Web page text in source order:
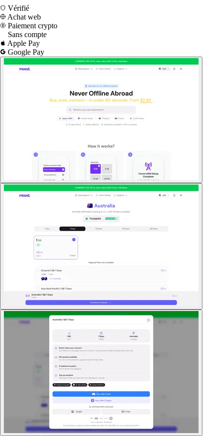
Vérifié
Achat web
Paiement crypto
Sans compte
Apple Pay
Google Pay